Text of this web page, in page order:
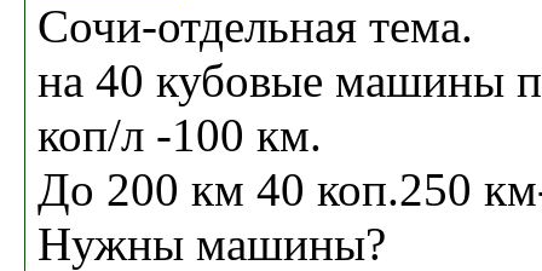
Сочи-отдельная тема.
на 40 кубовые машины
коп/л -100 км.
До 200 км 40 коп.250
Нужны машины?